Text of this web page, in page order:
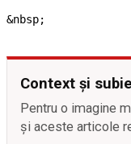
Context și
Pentru o imagine
și aceste articole